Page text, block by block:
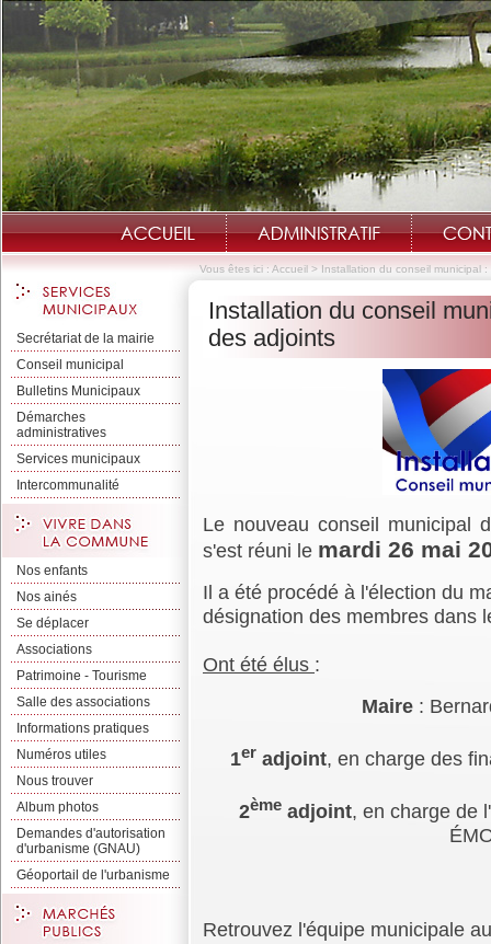
Vous êtes ici : Accueil > Installation du conseil municipal
Secrétariat de la mairie
Conseil municipal
Bulletins Municipaux
Démarches
administratives
Services municipaux
Intercommunalité
Nos enfants
Nos ainés
Se déplacer
Associations
Patrimoine - Tourisme
Salle des associations
Informations pratiques
Numéros utiles
Nous trouver
Album photos
Demandes d'autorisation
d'urbanisme (GNAU)
Géoportail de l'urbanisme
Installation du conseil
des adjoints
Le nouveau conseil municipal
s'est réuni le mardi 26 mai
Il a été procédé à l'élection du
désignation des membres dans
Ont été élus :
Maire :
1eradjoint, en charge des
2ème adjoint, en charge de
Retrouvez l'équipe municipale